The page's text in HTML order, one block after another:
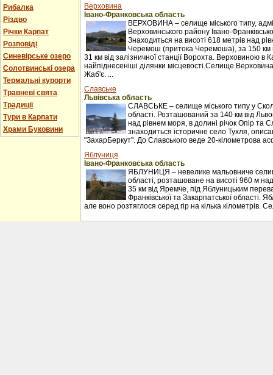
Рибалка
Різдво
Річки Карпат
Розповіді
Синевірське озеро
Солотвинські озера
Термальні курорти
Травневі свята
Традиції
Тури в Карпати
Храми Буковини
Верховина
Івано-Франковська область
ВЕРХОВИНА – селище міського типу,
Верховинського району Івано-
Знаходиться на висоті 618 метрів над
Черемош (притока Черемоша), за 150 км
31 км від залізничної станції Ворохта. Верховиною в
найпіднесеніші ділянки місцевості.Селище
Жаб'є. ...
Славське
Львівська область
СЛАВСЬКЕ – селище міського типу у
області. Розташований за 140 км від
над рівнем моря, в долині річок Опір та
знаходиться історичне село Тухля,
"ЗахарБеркут". До Славського веде 20-кілометрова
Яблуниця
Івано-Франковська область
ЯБЛУНИЦЯ – невелике мальовниче
області, розташоване на висоті 960 м
35 км від Яремче, під Яблуницьким
Франківської та Закарпатської області.
але воно розтяглося серед гір на кілька кілометрів.